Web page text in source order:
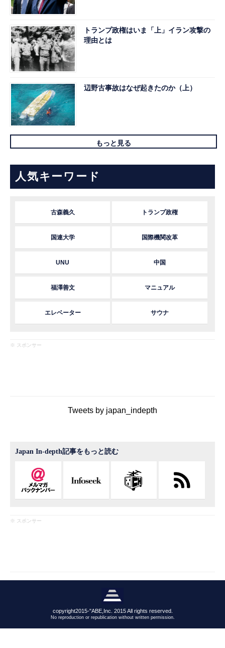
トランプ政権はいま「上」イラン攻撃の
理由とは
辺野古事故はなぜ起きたのか（上）
もっと見る
人気キーワード
古森義久 トランプ政権
国連大学 国際機関改革
UNU 中国
福澤善文 マニュアル
エレベーター サウナ
※ スポンサー
Tweets by japan_indepth
Japan In-depth記事をもっと読む
※ スポンサー
copyright2015-"ABE,Inc. 2015 All rights reserved.
No reproduction or republication without written permission.